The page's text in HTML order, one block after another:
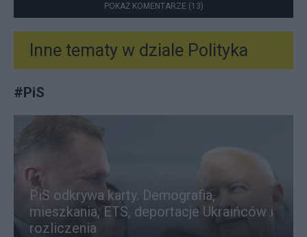
POKAŻ KOMENTARZE (13)
Inne tematy w dziale Polityka
#PiS
PiS odkrywa karty. Demografia,
mieszkania, ETS, deportacje Ukraińców i
rozliczenia